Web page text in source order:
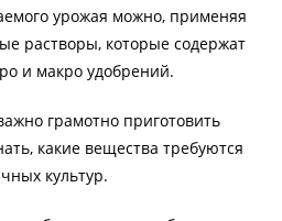
урожая можно, применяя
растворы, которые содержат
и макро удобрений.
грамотно приготовить
какие вещества требуются
культур.